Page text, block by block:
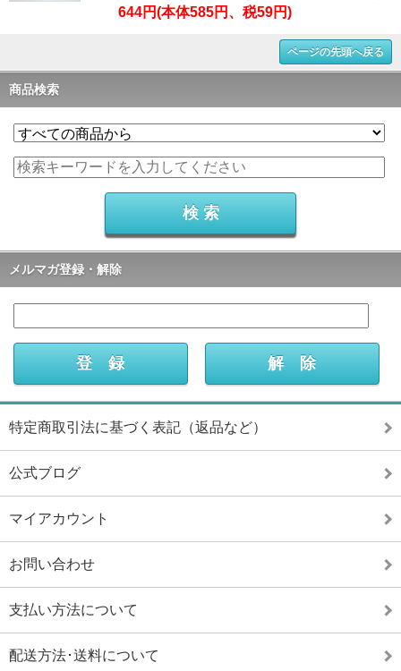
644円(本体585円、税59円)
ページの先頭へ戻る
商品検索
メルマガ登録・解除
特定商取引法に基づく表記（返品など）
公式ブログ
マイアカウント
お問い合わせ
支払い方法について
配送方法･送料について